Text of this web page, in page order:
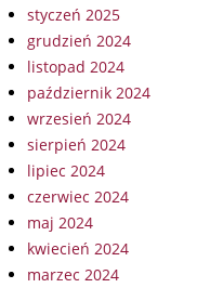
styczeń 2025
grudzień 2024
listopad 2024
październik 2024
wrzesień 2024
sierpień 2024
lipiec 2024
czerwiec 2024
maj 2024
kwiecień 2024
marzec 2024